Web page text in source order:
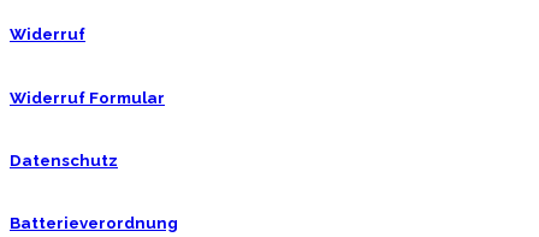
Widerruf
Widerruf Formular
Datenschutz
Batterieverordnung